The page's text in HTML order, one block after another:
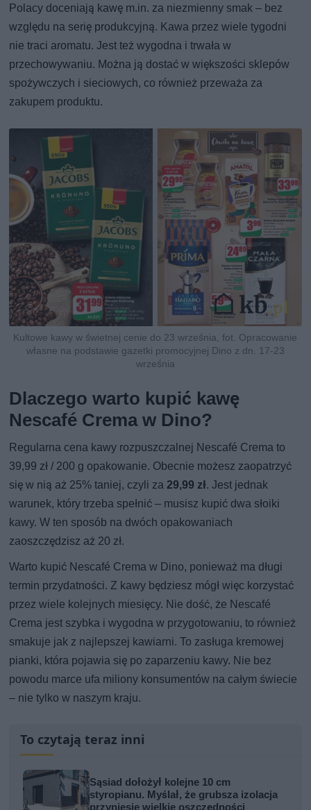
Polacy doceniają kawę m.in. za niezmienny smak – bez
względu na serię produkcyjną. Kawa przez wiele tygodni
nie traci aromatu. Jest też wygodna i trwała w
przechowywaniu. Można ją dostać w większości sklepów
spożywczych i sieciowych, co również przeważa za
zakupem produktu.
Kultowe kawy w świetnej cenie do 23 września, fot. Opracowanie
własne na podstawie gazetki promocyjnej Dino z dn. 17-23
września
Dlaczego warto kupić kawę
Nescafé Crema w Dino?
Regularna cena kawy rozpuszczalnej Nescafé Crema to
39,99 zł / 200 g opakowanie. Obecnie możesz zaopatrzyć
się w nią aż 25% taniej, czyli za29,99 zł. Jest jednak
warunek, który trzeba spełnić – musisz kupić dwa słoiki
kawy. W ten sposób na dwóch opakowaniach
zaoszczędzisz aż 20 zł.
Warto kupić Nescafé Crema w Dino, ponieważ ma długi
termin przydatności. Z kawy będziesz mógł więc korzystać
przez wiele kolejnych miesięcy. Nie dość, że Nescafé
Crema jest szybka i wygodna w przygotowaniu, to również
smakuje jak z najlepszej kawiarni. To zasługa kremowej
pianki, która pojawia się po zaparzeniu kawy. Nie bez
powodu marce ufa miliony konsumentów na całym świecie
– nie tylko w naszym kraju.
To czytają teraz inni
Sąsiad dołożył kolejne 10 cm
styropianu. Myślał, że grubsza izolacja
przyniesie wielkie oszczędności